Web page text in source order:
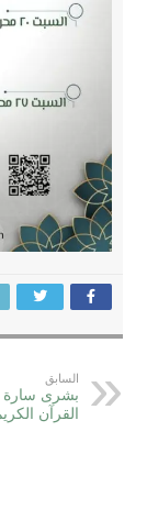
السابق
بشرى سارة
القرآن